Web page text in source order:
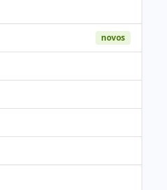
novos